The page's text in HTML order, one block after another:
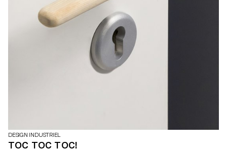
DESIGN INDUSTRIEL
TOC TOC TOC!